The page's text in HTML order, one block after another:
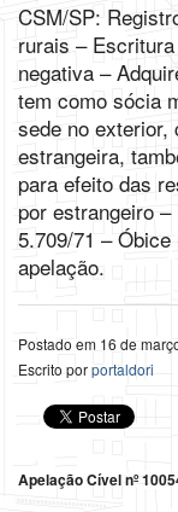
CSM/SP:
rurais –
negativa –
tem como sócia
sede no exterior,
estrangeira,
para efeito das
por estrangeiro –
5.709/71 –
apelação.
Postado em 16 de
Escrito porportaldori
Apelação Cível nº